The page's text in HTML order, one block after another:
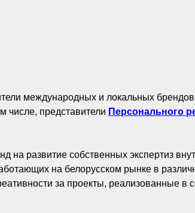
международных и локальных
числе, представители Персонального
на развитие собственных экспертиз
на белорусском рынке в
за проекты, реализованные в